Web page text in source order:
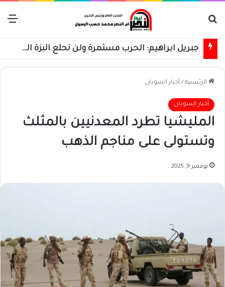
جبريل ابراهيم: الحرب مستمرة ولن نحلع البزة العسكرية حتى استعادة كامل البلاد
الرئيسية / أخبار السودان
أخبار السودان
المليشيا تطرد المعدنيين بالمثلث
وتستولى على مناجم الذهب
نوفمبر 9, 2025